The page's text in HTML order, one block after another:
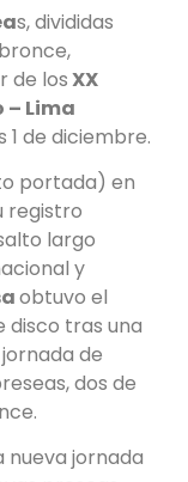
s, divididas
de losXX
Lima
1 de diciembre.
portada) en
registro
largo
y
obtuvo el
disco tras una
de
dos de
nueva jornada